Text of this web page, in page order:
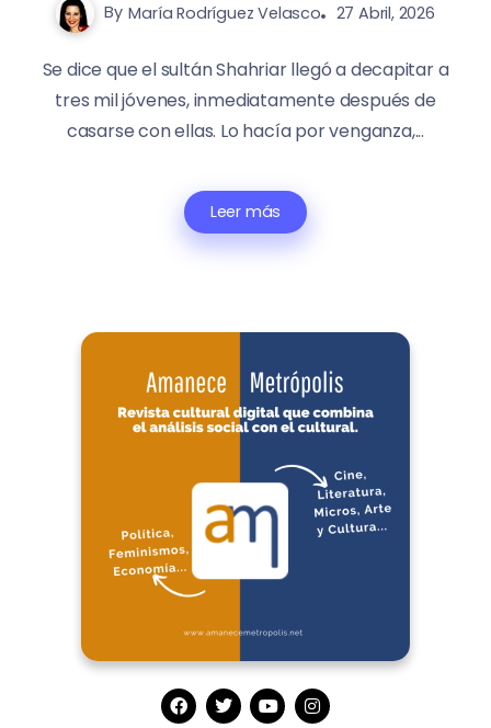
By María Rodríguez Velasco 27 Abril, 2026
Se dice que el sultán Shahriar llegó a decapitar a
tres mil jóvenes, inmediatamente después de
casarse con ellas. Lo hacía por venganza,...
Leer más